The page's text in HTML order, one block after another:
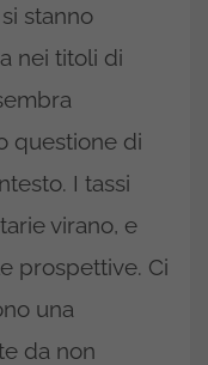
stanno
nei titoli di
questione di
I tassi
virano, e
prospettive. Ci
una
da non